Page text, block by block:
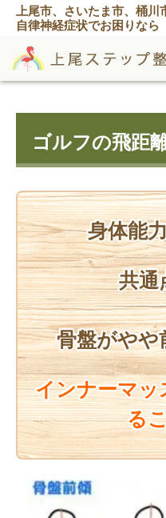
上尾市、さいたま市、桶川
自律神経症状でお困りなら
ゴルフの飛距
身体能
共通
骨盤がやや
インナーマッ
る